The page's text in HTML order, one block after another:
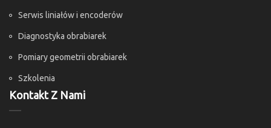
Serwis liniałów i encoderów
Diagnostyka obrabiarek
Pomiary geometrii obrabiarek
Szkolenia
Kontakt Z Nami